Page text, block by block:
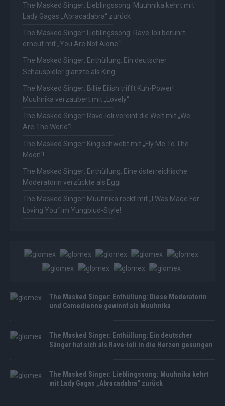
The Masked Singer: Lieblingssong: Muuhnika kehrt mit
Lady Gagas „Abracadabra“ zurück
The Masked Singer: Lieblingssong: Rave-Ioli berührt
erneut mit „You Are Not Alone“
The Masked Singer: Enthüllung: Ein deutscher
Schauspieler glänzte als King
The Masked Singer: Billie Eilish trifft Kuh-Power!
Muuhnika verzaubert mit „Lovely“
The Masked Singer: Rave-Ioli vereint die Welt mit „We
Are The World“!
The Masked Singer: King schwebt mit „Fly Me To The
Moon“!
The Masked Singer: Enthüllung: Eine österreichische
Moderatorin verzückte als Eggi
The Masked Singer: Muuhnika rockt mit „I Was Made For
Loving You“ im Yungblud-Style!
The Masked Singer: Enthüllung: Diese Moderatorin
und Comedienne gewinnt als Muuhnika
The Masked Singer: Enthüllung: Ein deutscher
Sänger hat sich als Rave-Ioli in die Herzen gesungen
The Masked Singer: Lieblingssong: Muuhnika kehrt
mit Lady Gagas „Abracadabra“ zurück